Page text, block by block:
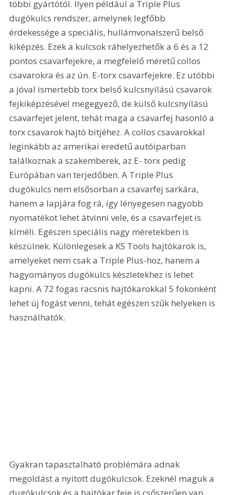
többi gyártótól. Ilyen például a Triple Plus
dugókulcs rendszer, amelynek legfőbb
érdekessége a speciális, hullámvonalszerű belső
kiképzés. Ezek a kulcsok ráhelyezhetők a 6 és a 12
pontos csavarfejekre, a megfelelő méretű collos
csavarokra és az ún. E-torx csavarfejekre. Ez utóbbi
a jóval ismertebb torx belső kulcsnyílású csavarok
fejkiképzésével megegyező, de külső kulcsnyílású
csavarfejet jelent, tehát maga a csavarfej hasonló a
torx csavarok hajtó bitjéhez. A collos csavarokkal
leginkább az amerikai eredetű autóiparban
találkoznak a szakemberek, az E- torx pedig
Európában van terjedőben. A Triple Plus
dugókulcs nem elsősorban a csavarfej sarkára,
hanem a lapjára fog rá, így lényegesen nagyobb
nyomatékot lehet átvinni vele, és a csavarfejet is
kíméli. Egészen speciális nagy méretekben is
készülnek. Különlegesek a KS Tools hajtókarok is,
amelyeket nem csak a Triple Plus-hoz, hanem a
hagyományos dugókulcs készletekhez is lehet
kapni. A 72 fogas racsnis hajtókarokkal 5 fokonként
lehet új fogást venni, tehát egészen szűk helyeken is
használhatók.
Gyakran tapasztalható problémára adnak
megoldást a nyitott dugókulcsok. Ezeknél maguk a